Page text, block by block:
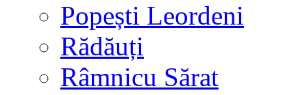
Popești Leordeni
Rădăuți
Râmnicu Sărat